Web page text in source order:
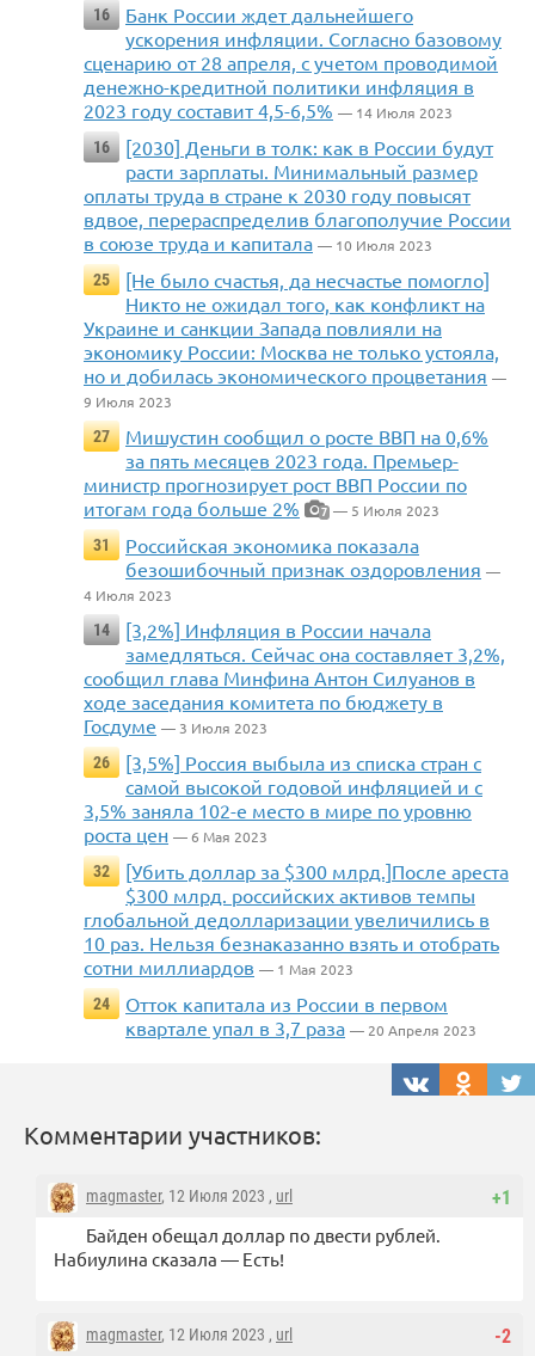
16
Банк России ждет дальнейшего
ускорения инфляции. Согласно базовому
сценарию от 28 апреля, с учетом проводимой
денежно-кредитной политики инфляция в
2023 году составит 4,5-6,5% — 14 Июля 2023
16
[2030] Деньги в толк: как в России будут
расти зарплаты. Минимальный размер
оплаты труда в стране к 2030 году повысят
вдвое, перераспределив благополучие России
в союзе труда и капитала — 10 Июля 2023
25
[Не было счастья, да несчастье помогло]
Никто не ожидал того, как конфликт на
Украине и санкции Запада повлияли на
экономику России: Москва не только устояла,
но и добилась экономического процветания —
9 Июля 2023
27
Мишустин сообщил о росте ВВП на 0,6%
за пять месяцев 2023 года. Премьер-
министр прогнозирует рост ВВП России по
итогам года больше 2%
7 — 5 Июля 2023
31
Российская экономика показала
безошибочный признак оздоровления —
4 Июля 2023
14
[3,2%] Инфляция в России начала
замедляться. Сейчас она составляет 3,2%,
сообщил глава Минфина Антон Силуанов в
ходе заседания комитета по бюджету в
Госдуме — 3 Июля 2023
26
[3,5%] Россия выбыла из списка стран с
самой высокой годовой инфляцией и с
3,5% заняла 102-е место в мире по уровню
роста цен — 6 Мая 2023
32
[Убить доллар за $300 млрд.]После ареста
$300 млрд. российских активов темпы
глобальной дедолларизации увеличились в
10 раз. Нельзя безнаказанно взять и отобрать
сотни миллиардов — 1 Мая 2023
24
Отток капитала из России в первом
квартале упал в 3,7 раза — 20 Апреля 2023
Комментарии участников:
+1
magmaster, 12 Июля 2023 , url
Байден обещал доллар по двести рублей.
Набиулина сказала — Есть!
-2
magmaster, 12 Июля 2023 , url